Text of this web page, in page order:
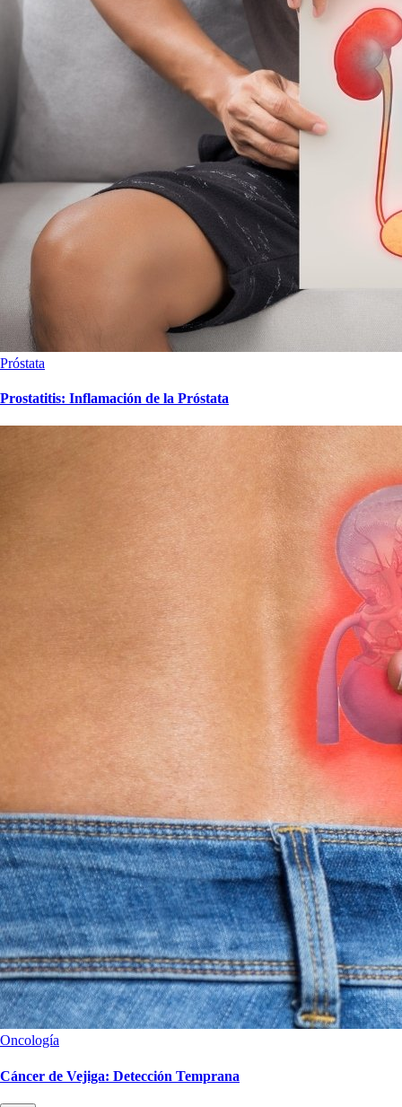
Próstata
Prostatitis: Inflamación de la Próstata
Oncología
Cáncer de Vejiga: Detección Temprana